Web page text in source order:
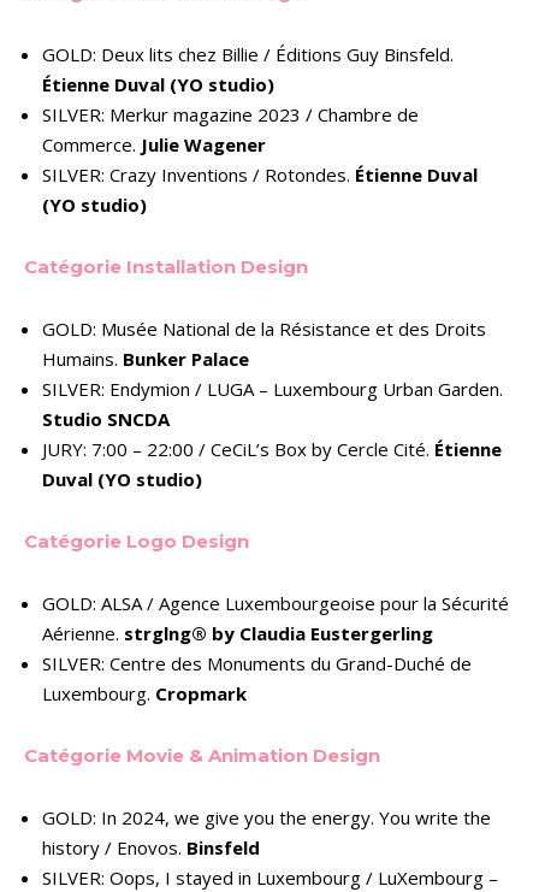
GOLD: Deux lits chez Billie / Éditions Guy Binsfeld.
Étienne Duval (YO studio)
SILVER: Merkur magazine 2023 / Chambre de
Commerce. Julie Wagener
SILVER: Crazy Inventions / Rotondes. Étienne Duval
(YO studio)
Catégorie Installation Design
GOLD: Musée National de la Résistance et des Droits
Humains. Bunker Palace
SILVER: Endymion / LUGA – Luxembourg Urban Garden.
Studio SNCDA
JURY: 7:00 – 22:00 / CeCiL’s Box by Cercle Cité. Étienne
Duval (YO studio)
Catégorie Logo Design
GOLD: ALSA / Agence Luxembourgeoise pour la Sécurité
Aérienne. strglng® by Claudia Eustergerling
SILVER: Centre des Monuments du Grand-Duché de
Luxembourg. Cropmark
Catégorie Movie & Animation Design
GOLD: In 2024, we give you the energy. You write the
history / Enovos. Binsfeld
SILVER: Oops, I stayed in Luxembourg / LuXembourg –